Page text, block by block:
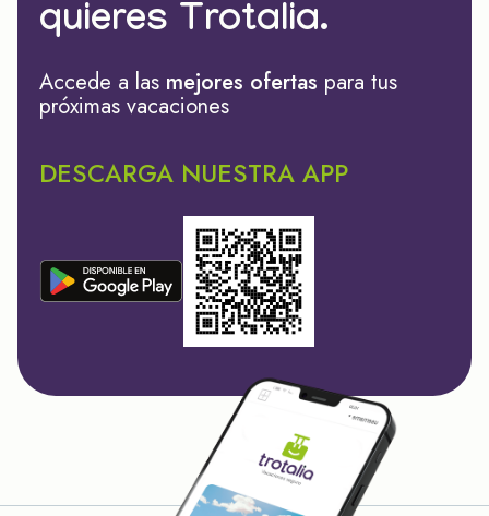
quieres Trotalia.
Accede a las mejores ofertas para tus
próximas vacaciones
DESCARGA NUESTRA APP